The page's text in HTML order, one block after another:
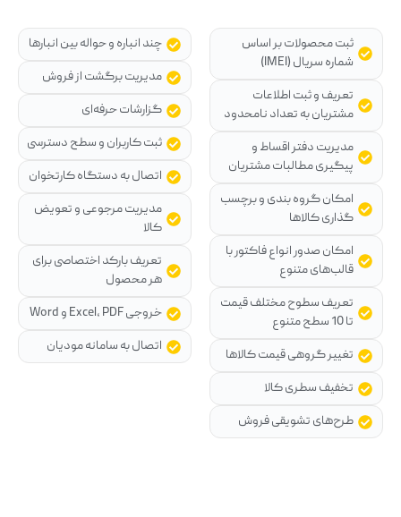
ثبت محصولات بر اساس
شماره سریال (IMEI)
تعریف و ثبت اطلاعات
مشتریان به تعداد نامحدود
مدیریت دفتر اقساط و
پیگیری مطالبات مشتریان
امکان گروه بندی و برچسب
گذاری کالاها
امکان صدور انواع فاکتور با
قالب‌های متنوع
تعریف سطوح مختلف قیمت
تا 10 سطح متنوع
تغییر گروهی قیمت کالاها
تخفیف سطری کالا
طرح‌های تشویقی فروش
چند انباره و حواله بین انبارها
مدیریت برگشت از فروش
گزارشات حرفه‌ای
ثبت کاربران و سطح دسترسی
اتصال به دستگاه کارتخوان
مدیریت مرجوعی و تعویض
کالا
تعریف بارکد اختصاصی برای
هر محصول
خروجی Excel، PDF و Word
اتصال به سامانه مودیان